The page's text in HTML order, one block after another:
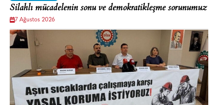
Silahlı mücadelenin sonu ve demokratikleşme sorunumuz
7 Ağustos 2026